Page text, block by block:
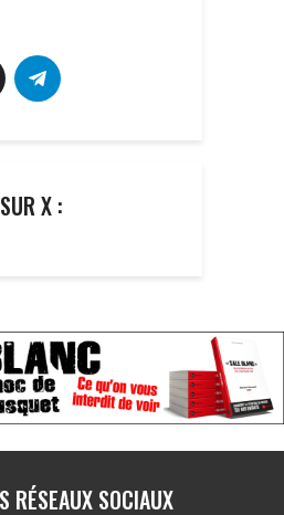
X :
RÉSEAUX SOCIAUX